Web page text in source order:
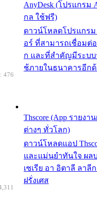
AnyDesk (โปรแกรม
กล ใช้ฟรี)
ดาวน์โหลดโปรแกรม
อร์ ที่สามารถเชื่อมต่
ก และที่สำคัญมีระบ
ช้ภายในธนาคารอีกด้
Thscore (App รายง
ต่างๆ ทั่วโลก)
ดาวน์โหลดแอป
และแม่นยำทันใจ ผล
เซเรีย อา อิตาลี ลาลี
ฝรั่งเศส
476